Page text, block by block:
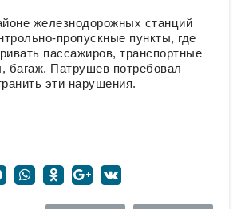
железнодорожных станций
пропускные пункты, где
пассажиров, транспортные
багаж. Патрушев потребовал
эти нарушения.